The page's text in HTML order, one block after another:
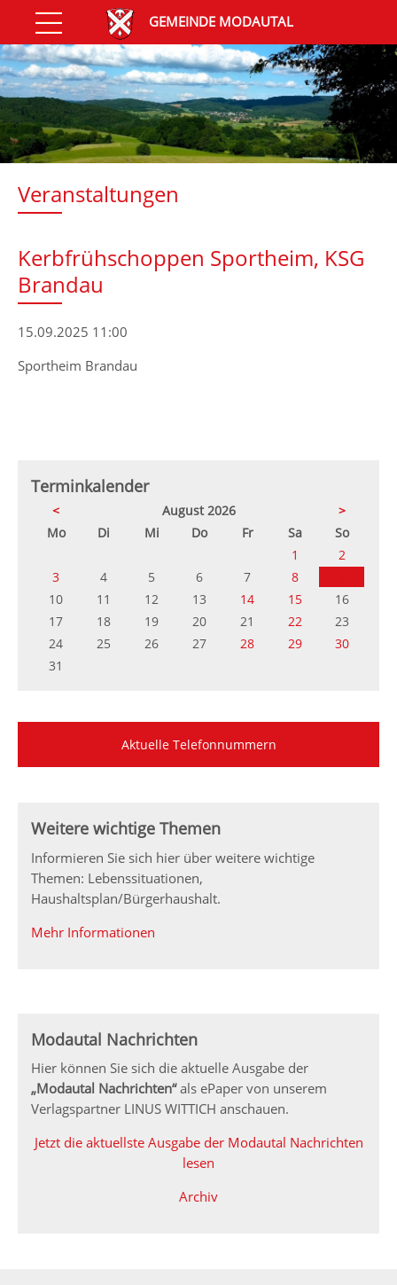
GEMEINDE MODAUTAL
Veranstaltungen
Kerbfrühschoppen Sportheim, KSG
Brandau
15.09.2025 11:00
Sportheim Brandau
Terminkalender
< August 2026
>
Montag Di enstagMittwochDonnerstag
Freitag SamstagSonntag
1
2
3
4 5 6 7 8
10
11 12 13 14 15
16
17
18 19 20 21 22
23
24
25 26 27 28 29
30
31
Aktuelle Telefonnummern
Weitere wichtige Themen
Informieren Sie sich hier über weitere wichtige
Themen: Lebenssituationen,
Haushaltsplan/Bürgerhaushalt.
Mehr Informationen
Modautal Nachrichten
Hier können Sie sich die aktuelle Ausgabe der
„Modautal Nachrichten“als ePaper von unserem
Verlagspartner LINUS WITTICH anschauen.
Jetzt die aktuellste Ausgabe der Modautal Nachrichten
lesen
Archiv